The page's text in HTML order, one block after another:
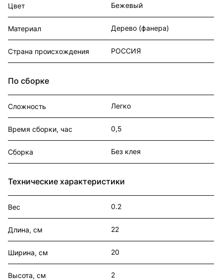
Цвет Бежевый
Материал Дерево (фанера)
Страна происхождения РОССИЯ
По сборке
Сложность Легко
Время сборки, час 0,5
Сборка Без клея
Технические характеристики
Вес 0.2
Длина, см 22
Ширина, см 20
Высота, см 2